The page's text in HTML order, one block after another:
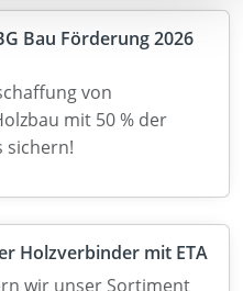
Bau Förderung 2026
von
mit 50 % der
sichern!
Holzverbinder mit ETA
wir unser Sortiment